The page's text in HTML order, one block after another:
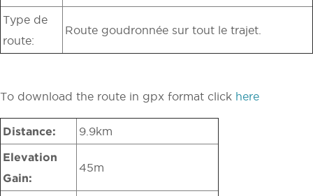
Type de
route:
Route goudronnée sur tout le trajet.
To download the route in gpx format click here
Distance: 9.9km
Elevation
Gain:
45m